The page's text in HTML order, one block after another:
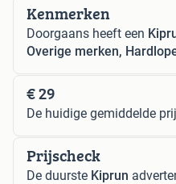
Kenmerken
Doorgaans heeft een
Overige merken,
€ 29
De huidige gemiddelde
Prijscheck
De duurste Kiprun